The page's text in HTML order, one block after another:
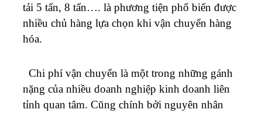
tải 5 tấn, 8 tấn…. là phương tiện phổ biến được
nhiều chủ hàng lựa chọn khi vận chuyển hàng
hóa.
Chi phí vận chuyển là một trong những gánh
nặng của nhiều doanh nghiệp kinh doanh liên
tỉnh quan tâm. Cũng chính bởi nguyên nhân